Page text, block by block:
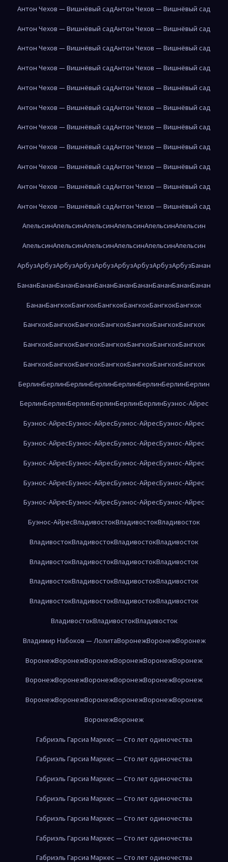
Антон Чехов — Вишнёвый садАнтон Чехов — Вишнёвый сад
Антон Чехов — Вишнёвый садАнтон Чехов — Вишнёвый сад
Антон Чехов — Вишнёвый садАнтон Чехов — Вишнёвый сад
Антон Чехов — Вишнёвый садАнтон Чехов — Вишнёвый сад
Антон Чехов — Вишнёвый садАнтон Чехов — Вишнёвый сад
Антон Чехов — Вишнёвый садАнтон Чехов — Вишнёвый сад
Антон Чехов — Вишнёвый садАнтон Чехов — Вишнёвый сад
Антон Чехов — Вишнёвый садАнтон Чехов — Вишнёвый сад
Антон Чехов — Вишнёвый садАнтон Чехов — Вишнёвый сад
Антон Чехов — Вишнёвый садАнтон Чехов — Вишнёвый сад
Антон Чехов — Вишнёвый садАнтон Чехов — Вишнёвый сад
АпельсинАпельсинАпельсинАпельсинАпельсинАпельсин
АпельсинАпельсинАпельсинАпельсинАпельсинАпельсин
АрбузАрбузАрбузАрбузАрбузАрбузАрбузАрбузАрбузБанан
БананБананБананБананБананБананБананБананБананБанан
БананБангкокБангкокБангкокБангкокБангкокБангкок
БангкокБангкокБангкокБангкокБангкокБангкокБангкок
БангкокБангкокБангкокБангкокБангкокБангкокБангкок
БангкокБангкокБангкокБангкокБангкокБангкокБангкок
БерлинБерлинБерлинБерлинБерлинБерлинБерлинБерлин
БерлинБерлинБерлинБерлинБерлинБерлинБуэнос-Айрес
Буэнос-АйресБуэнос-АйресБуэнос-АйресБуэнос-Айрес
Буэнос-АйресБуэнос-АйресБуэнос-АйресБуэнос-Айрес
Буэнос-АйресБуэнос-АйресБуэнос-АйресБуэнос-Айрес
Буэнос-АйресБуэнос-АйресБуэнос-АйресБуэнос-Айрес
Буэнос-АйресБуэнос-АйресБуэнос-АйресБуэнос-Айрес
Буэнос-АйресВладивостокВладивостокВладивосток
ВладивостокВладивостокВладивостокВладивосток
ВладивостокВладивостокВладивостокВладивосток
ВладивостокВладивостокВладивостокВладивосток
ВладивостокВладивостокВладивостокВладивосток
ВладивостокВладивостокВладивосток
Владимир Набоков — ЛолитаВоронежВоронежВоронеж
ВоронежВоронежВоронежВоронежВоронежВоронеж
ВоронежВоронежВоронежВоронежВоронежВоронеж
ВоронежВоронежВоронежВоронежВоронежВоронеж
ВоронежВоронеж
Габриэль Гарсиа Маркес — Сто лет одиночества
Габриэль Гарсиа Маркес — Сто лет одиночества
Габриэль Гарсиа Маркес — Сто лет одиночества
Габриэль Гарсиа Маркес — Сто лет одиночества
Габриэль Гарсиа Маркес — Сто лет одиночества
Габриэль Гарсиа Маркес — Сто лет одиночества
Габриэль Гарсиа Маркес — Сто лет одиночества